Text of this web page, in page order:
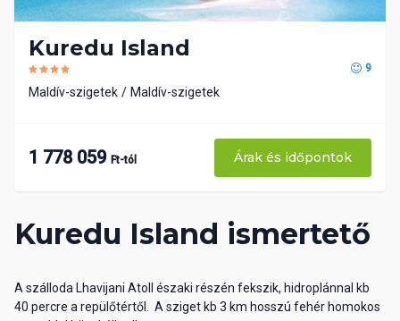
Kuredu Island ismertető
A szálloda Lhavijani Atoll északi részén fekszik, hidroplánnal kb
40 percre a repülőtértől. A sziget kb 3 km hosszú fehér homokos
Kuredu Island
9
Maldív-szigetek Maldív-szigetek
1 778 059 Ft-tól Árak és időpontok